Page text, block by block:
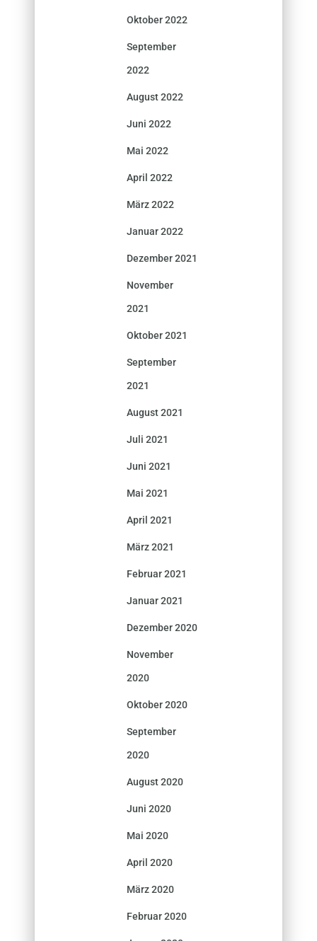
Oktober 2022
September
2022
August 2022
Juni 2022
Mai 2022
April 2022
März 2022
Januar 2022
Dezember 2021
November
2021
Oktober 2021
September
2021
August 2021
Juli 2021
Juni 2021
Mai 2021
April 2021
März 2021
Februar 2021
Januar 2021
Dezember 2020
November
2020
Oktober 2020
September
2020
August 2020
Juni 2020
Mai 2020
April 2020
März 2020
Februar 2020